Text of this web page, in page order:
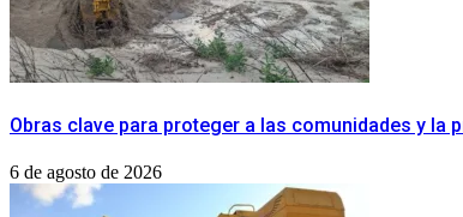
Obras clave para proteger a las comunidades y la
6 de agosto de 2026